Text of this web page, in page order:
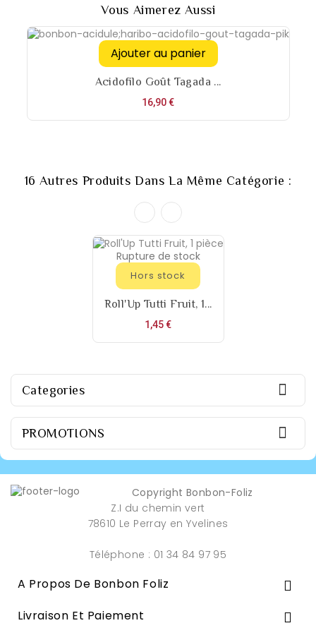
Vous Aimerez Aussi
Ajouter au panier
Acidofilo Goût Tagada ...
16,90 €Prix
16 Autres Produits Dans La Même Catégorie :
Rupture de stock
Hors stock
Roll'Up Tutti Fruit, 1...
1,45 €Prix
Categories 
PROMOTIONS 
Copyright Bonbon-Foliz
Z.I du chemin vert
78610 Le Perray en Yvelines
Téléphone : 01 34 84 97 95
A Propos De Bonbon Foliz 
Livraison Et Paiement 